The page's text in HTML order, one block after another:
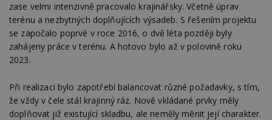
zase velmi intenzivně pracovalo krajinářsky. Včetně úprav
terénu a nezbytných doplňujících výsadeb. S řešením projektu
se započalo poprvé v roce 2016, o dvě léta později byly
zahájeny práce v terénu. A hotovo bylo až v polovině roku
2023.
Při realizaci bylo zapotřebí balancovat různé požadavky, s tím,
že vždy v čele stál krajinný ráz. Nově vkládané prvky měly
doplňovat již existující skladbu, ale neměly měnit její charakter.